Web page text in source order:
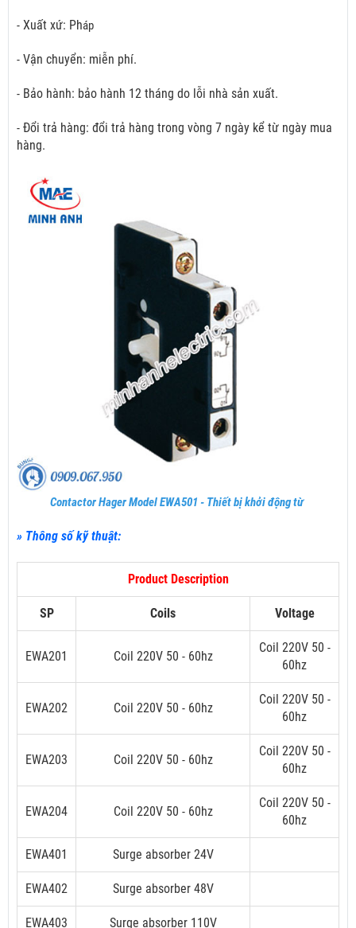
- Xuất xứ: Pháp
- Vận chuyển: miễn phí.
- Bảo hành: bảo hành 12 tháng do lỗi nhà sản xuất.
- Đổi trả hàng: đổi trả hàng trong vòng 7 ngày kể từ ngày mua
hàng.
Contactor Hager Model EWA501 - Thiết bị khởi động từ
» Thông số kỹ thuật:
Product Description
SP Coils Voltage
EWA201 Coil 220V 50 - 60hz
Coil 220V 50 -
60hz
EWA202 Coil 220V 50 - 60hz
Coil 220V 50 -
60hz
EWA203 Coil 220V 50 - 60hz
Coil 220V 50 -
60hz
EWA204 Coil 220V 50 - 60hz
Coil 220V 50 -
60hz
EWA401 Surge absorber 24V
EWA402 Surge absorber 48V
EWA403 Surge absorber 110V